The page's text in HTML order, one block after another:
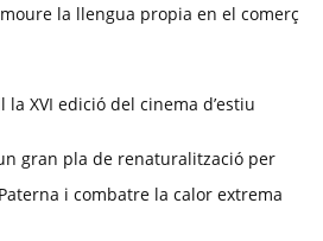
la llengua propia en el comerç
la XVI edició del cinema d’estiu
gran pla de renaturalització per
i combatre la calor extrema